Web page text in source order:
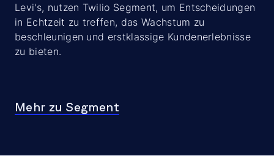
Levi's, nutzen Twilio Segment, um Entscheidungen
in Echtzeit zu treffen, das Wachstum zu
beschleunigen und erstklassige Kundenerlebnisse
zu bieten.
Mehr zu Segment